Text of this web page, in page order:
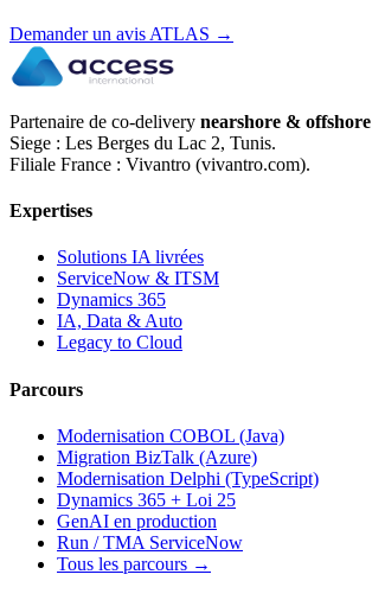
Demander un avis ATLAS →
Partenaire de co-delivery nearshore & offshore
Siege : Les Berges du Lac 2, Tunis.
Filiale France : Vivantro (vivantro.com).
Expertises
Solutions IA livrées
ServiceNow & ITSM
Dynamics 365
IA, Data & Auto
Legacy to Cloud
Parcours
Modernisation COBOL (Java)
Migration BizTalk (Azure)
Modernisation Delphi (TypeScript)
Dynamics 365 + Loi 25
GenAI en production
Run / TMA ServiceNow
Tous les parcours →